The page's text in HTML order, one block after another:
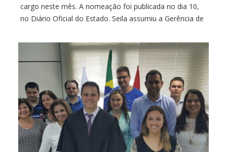
cargo neste mês. A nomeação foi publicada no dia 10,
no Diário Oficial do Estado. Seila assumiu a Gerência de
afastou das atividades […]